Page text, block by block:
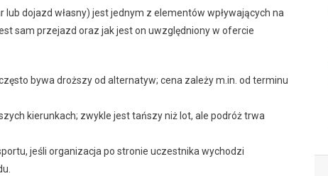
dojazd własny) jest jednym z elementów wpływających na
sam przejazd oraz jak jest on uwzględniony w ofercie
bywa droższy od alternatyw; cena zależy m.in. od terminu
kierunkach; zwykle jest tańszy niż lot, ale podróż trwa
jeśli organizacja po stronie uczestnika wychodzi